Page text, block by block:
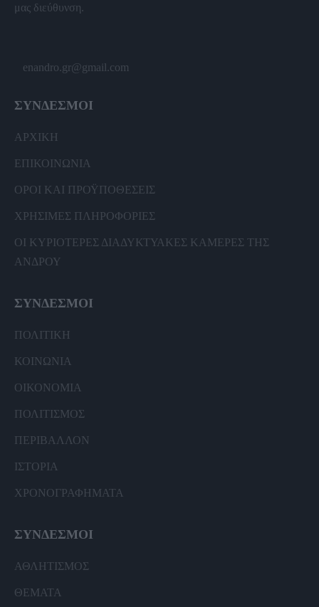
μας διεύθυνση.
enandro.gr@gmail.com
ΣΥΝΔΕΣΜΟΙ
ΑΡΧΙΚΗ
ΕΠΙΚΟΙΝΩΝΙΑ
ΟΡΟΙ ΚΑΙ ΠΡΟΫΠΟΘΕΣΕΙΣ
ΧΡΗΣΙΜΕΣ ΠΛΗΡΟΦΟΡΙΕΣ
ΟΙ ΚΥΡΙΟΤΕΡΕΣ ΔΙΑΔΥΚΤΥΑΚΕΣ ΚΑΜΕΡΕΣ ΤΗΣ
ΑΝΔΡΟΥ
ΣΥΝΔΕΣΜΟΙ
ΠΟΛΙΤΙΚΗ
ΚΟΙΝΩΝΙΑ
ΟΙΚΟΝΟΜΙΑ
ΠΟΛΙΤΙΣΜΟΣ
ΠΕΡΙΒΑΛΛΟΝ
ΙΣΤΟΡΙΑ
ΧΡΟΝΟΓΡΑΦΗΜΑΤΑ
ΣΥΝΔΕΣΜΟΙ
ΑΘΛΗΤΙΣΜΟΣ
ΘΕΜΑΤΑ